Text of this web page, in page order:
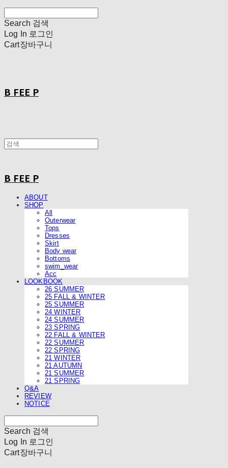
Search 검색
Log In 로그인
Cart장바구니
B FEE P
B FEE P
ABOUT
SHOP
All
Outerwear
Tops
Dresses
Skirt
Body wear
Bottoms
swim_wear
Acc
LOOKBOOK
26 SUMMER
25 FALL & WINTER
25 SUMMER
24 WINTER
24 SUMMER
23 SPRING
22 FALL & WINTER
22 SUMMER
22 SPRING
21 WINTER
21 AUTUMN
21 SUMMER
21 SPRING
Q&A
REVIEW
NOTICE
Search 검색
Log In 로그인
Cart장바구니